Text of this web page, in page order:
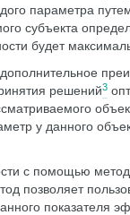
параметра
субъекта
будет
дополнительное
решений3
у данного
с помощью
позволяет
показателя